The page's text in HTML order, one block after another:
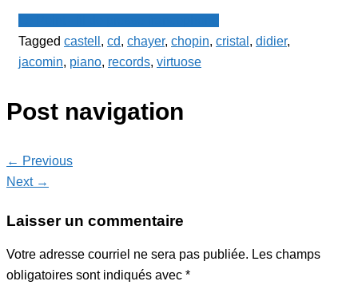
Tagged castell , cd, chayer, chopin, cristal , didier,
jacomin, piano, records, virtuose
Post navigation
← Previous
Next →
Laisser un commentaire
Votre adresse courriel ne sera pas publiée. Les champs
obligatoires sont indiqués avec *